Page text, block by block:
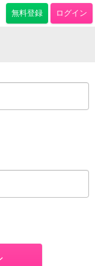
無料登録 ログイン